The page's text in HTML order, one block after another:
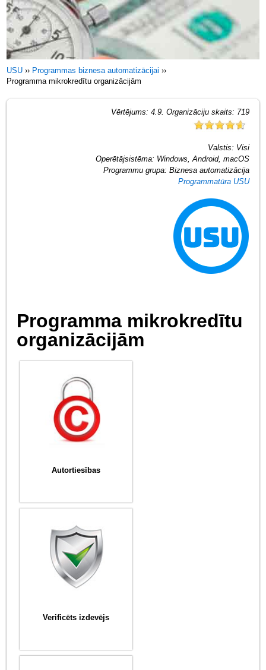
USU ›› Programmas biznesa automatizācijai ››
Programma mikrokredītu organizācijām
Vērtējums: 4.9. Organizāciju skaits: 719
Valstis: Visi
Operētājsistēma: Windows, Android, macOS
Programmu grupa: Biznesa automatizācija
Programmatūra USU
Programma mikrokredītu
organizācijām
Autortiesības
Verificēts izdevējs